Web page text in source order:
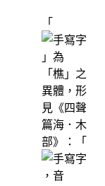
「
」為
「樵」之
異體，形
見《四聲
篇海．木
部》：「
，音